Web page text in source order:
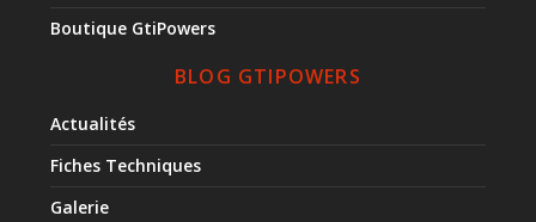
Boutique GtiPowers
BLOG GTIPOWERS
Actualités
Fiches Techniques
Galerie